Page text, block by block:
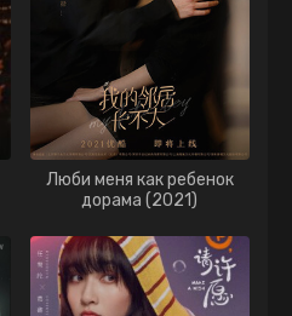
Люби меня как ребенок
дорама (2021)